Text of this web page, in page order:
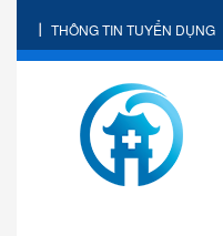
THÔNG TIN TUYỂN DỤNG